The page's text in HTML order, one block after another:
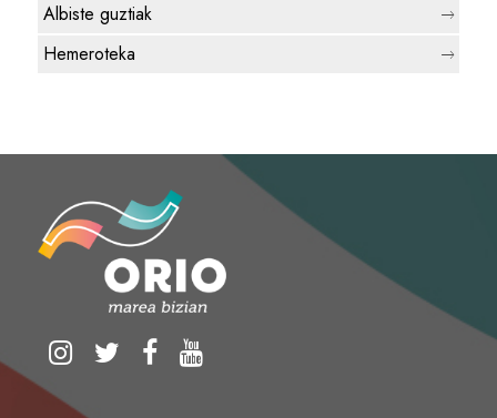
Albiste guztiak
Hemeroteka